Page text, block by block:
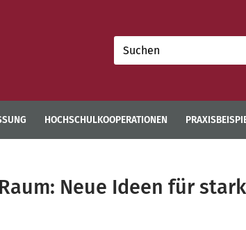
Suchen
nach:
HOCHSCHULKOOPERATIONEN
Neue Ideen für